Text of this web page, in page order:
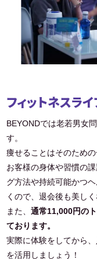
フィットネスラ
BEYONDでは老若男女
す。
痩せることはそのため
お客様の身体や習慣の
グ方法や持続可能かつ
くので、退会後も美し
また、通常11,000円の
ております。
実際に体験をしてから
を活用しましょう！